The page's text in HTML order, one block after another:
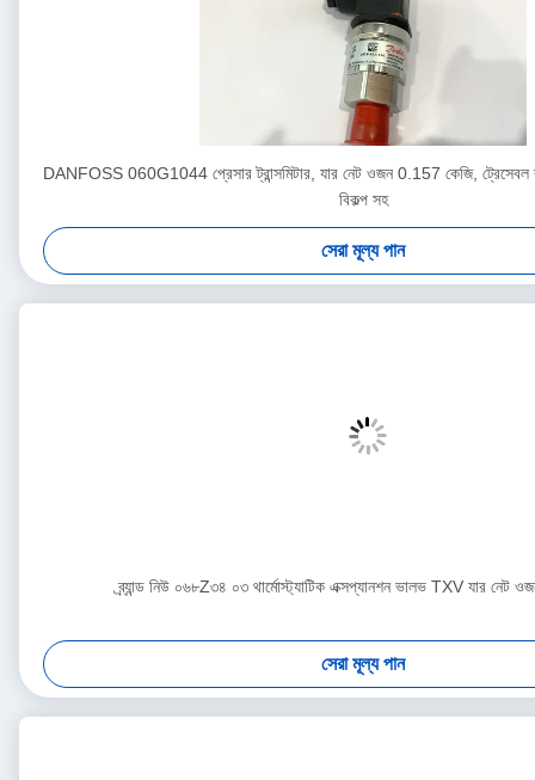
DANFOSS 060G1044 প্রেসার ট্রান্সমিটার, যার নেট ওজন 0.157 কেজি, ট্রেসেবল
বিকল্প সহ
সেরা মূল্য পান
ব্র্যান্ড নিউ ০৬৮Z৩৪ ০৩ থার্মোস্ট্যাটিক এক্সপ্যানশন ভালভ TXV যার নেট
সেরা মূল্য পান